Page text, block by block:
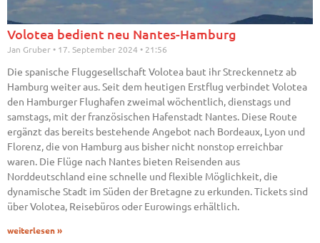
Volotea bedient neu Nantes-Hamburg
Jan Gruber 17. September 2024 21:56
Die spanische Fluggesellschaft Volotea baut ihr Streckennetz ab
Hamburg weiter aus. Seit dem heutigen Erstflug verbindet Volotea
den Hamburger Flughafen zweimal wöchentlich, dienstags und
samstags, mit der französischen Hafenstadt Nantes. Diese Route
ergänzt das bereits bestehende Angebot nach Bordeaux, Lyon und
Florenz, die von Hamburg aus bisher nicht nonstop erreichbar
waren. Die Flüge nach Nantes bieten Reisenden aus
Norddeutschland eine schnelle und flexible Möglichkeit, die
dynamische Stadt im Süden der Bretagne zu erkunden. Tickets sind
über Volotea, Reisebüros oder Eurowings erhältlich.
weiterlesen »